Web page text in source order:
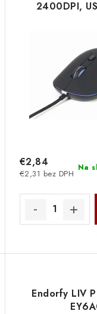
2400DPI,
Na
€2,31 bez DPH
€2,84
Endorfy LIV